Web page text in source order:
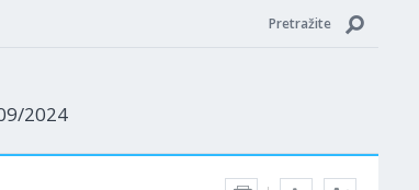
Pretražite
2024